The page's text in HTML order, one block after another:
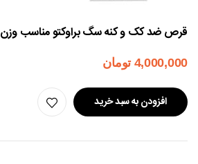
قرص ضد کک و کنه سگ براوکتو مناسب وزن ۲۰ تا ۴۰ کیلوگرم
4,000,000 تومان
افزودن به سبد خرید